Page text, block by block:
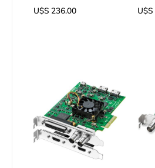
U$S 236.00 U$S